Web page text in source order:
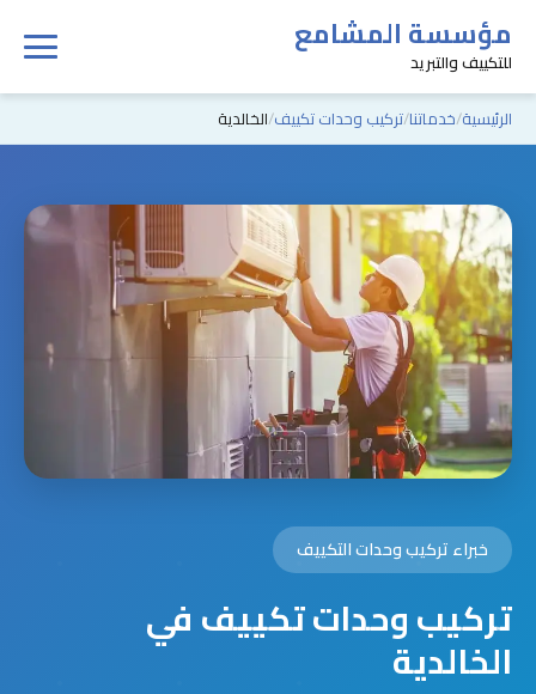
مؤسسة المشامع
للتكييف والتبريد
الرئيسية خدماتنا تركيب وحدات تكييف الخالدية
خبراء تركيب وحدات التكييف
تركيب وحدات تكييف في
الخالدية